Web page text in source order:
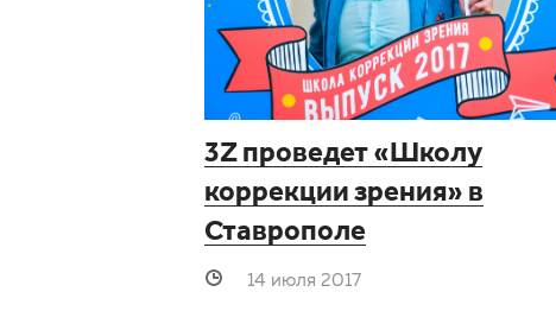
3Z проведет «Школу
коррекции зрения» в
Ставрополе
14 июля 2017